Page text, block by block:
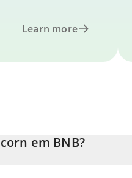
Learn more
em BNB?